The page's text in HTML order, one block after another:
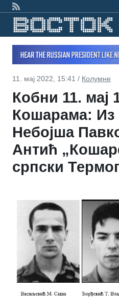
11. мај 2022, 15:41 / Колумне
Кобни 11. мај
Кошарама: Из
Небојша
Антић
српски